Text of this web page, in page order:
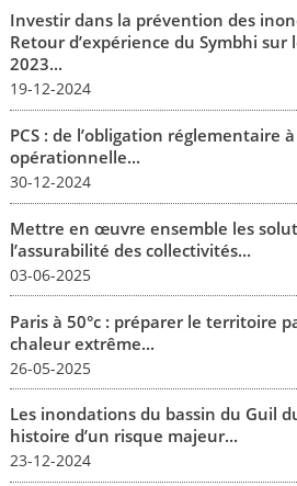
Investir dans la prévention des
Retour d’expérience du Symbhi sur
2023...
19-12-2024
PCS : de l’obligation réglementaire
opérationnelle...
30-12-2024
Mettre en œuvre ensemble les
l’assurabilité des collectivités...
03-06-2025
Paris à 50°c : préparer le territoire
chaleur extrême...
26-05-2025
Les inondations du bassin du Guil
histoire d’un risque majeur...
23-12-2024